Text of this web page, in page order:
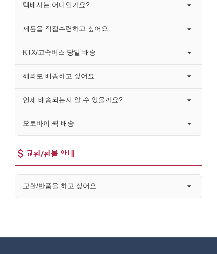
택배사는 어디인가요?
제품을 직접수령하고 싶어요
KTX/고속버스 당일 배송
해외로 배송하고 싶어요.
언제 배송되는지 알 수 있을까요?
오토바이 퀵 배송
교환/환불 안내
교환/반품을 하고 싶어요.